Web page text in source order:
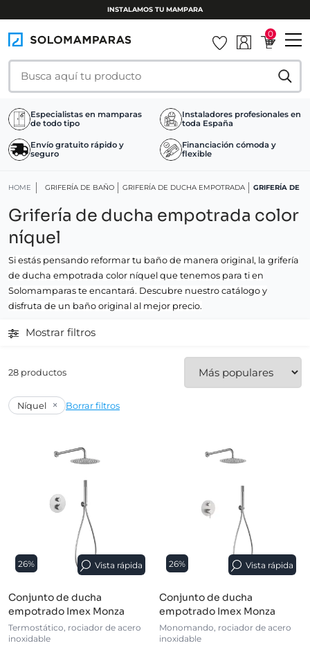
INSTALAMOS TU MAMPARA
0
Especialistas en mamparas
de todo tipo
Instaladores profesionales en
toda España
Envío gratuito rápido y
seguro
Financiación cómoda y
flexible
HOME GRIFERÍA DE BAÑO GRIFERÍA DE DUCHA EMPOTRADA GRIFERÍA DE
Grifería de ducha empotrada color
níquel
Si estás pensando reformar tu baño de manera original, la grifería
de ducha empotrada color níquel que tenemos para ti en
Solomamparas te encantará. Descubre nuestro catálogo y
disfruta de un baño original al mejor precio.
Mostrar filtros
28 productos
Níquel × Borrar filtros
26% Vista rápida
Conjunto de ducha
empotrado Imex Monza
Termostático, rociador de acero
inoxidable
26% Vista rápida
Conjunto de ducha
empotrado Imex Monza
Monomando, rociador de acero
inoxidable